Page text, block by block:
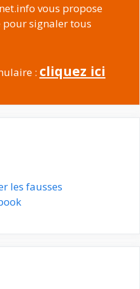
vous propose
signaler tous
: cliquez ici
les fausses